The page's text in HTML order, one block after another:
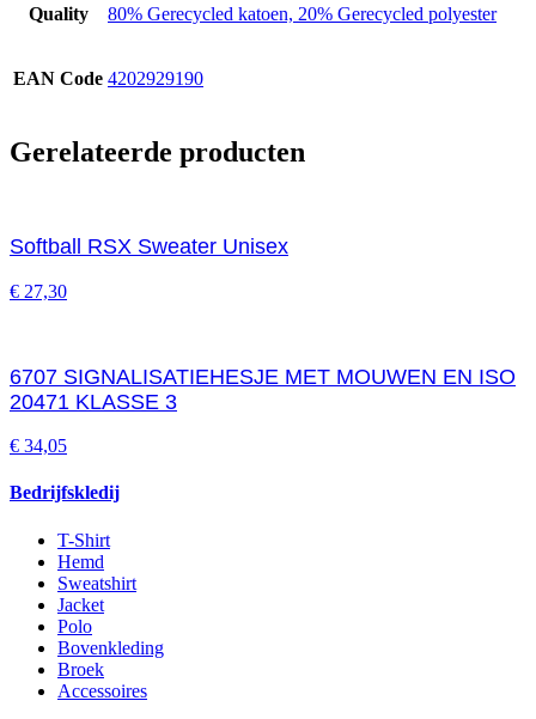
Quality 80% Gerecycled katoen, 20% Gerecycled polyester
EAN Code 4202929190
Gerelateerde producten
Softball RSX Sweater Unisex
€ 27,30
6707 SIGNALISATIEHESJE MET MOUWEN EN ISO
20471 KLASSE 3
€ 34,05
Bedrijfskledij
T-Shirt
Hemd
Sweatshirt
Jacket
Polo
Bovenkleding
Broek
Accessoires